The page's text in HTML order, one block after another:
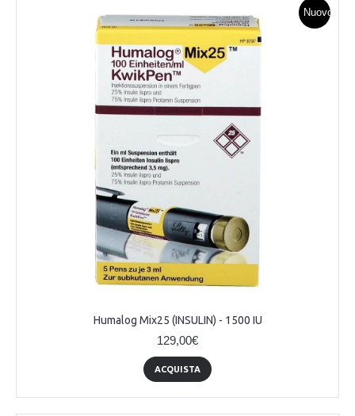
Nuovo
Humalog Mix25 (INSULIN) - 1500 IU
129,00€
ACQUISTA